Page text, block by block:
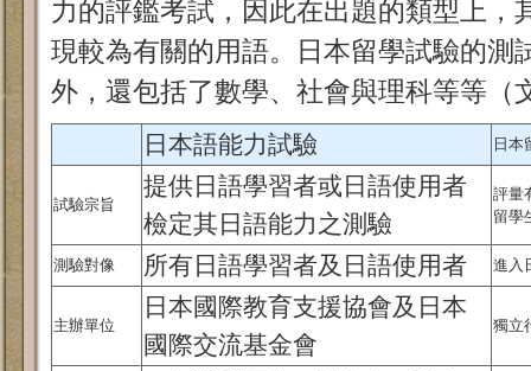
力的評鑑考試，因此在出題的類型上，
現較為有關的用語。日本留學試驗的測
外，還包括了數學、社會與理科等等（
日本語能力試驗 日本
試驗宗旨
提供日語學習者或日語使用者
檢定其日語能力之測驗
評量
留學
測驗對像 所有日語學習者及日語使用者 進入
主辦單位
日本國際教育支援協會及日本
國際交流基金會
獨立